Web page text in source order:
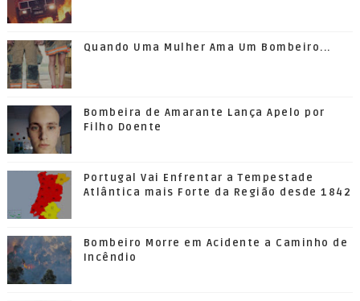
Quando Uma Mulher Ama Um Bombeiro...
Bombeira de Amarante Lança Apelo por
Filho Doente
Portugal Vai Enfrentar a Tempestade
Atlântica mais Forte da Região desde 1842
Bombeiro Morre em Acidente a Caminho de
Incêndio